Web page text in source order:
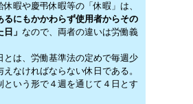
暇や慶弔休暇等の「休暇」は、
るにもかかわらず使用者からその
」 なので、両者の違いは労働義
は、労働基準法の定めで毎週少
なければならない休日である。
という形で４週を通じて４日とす